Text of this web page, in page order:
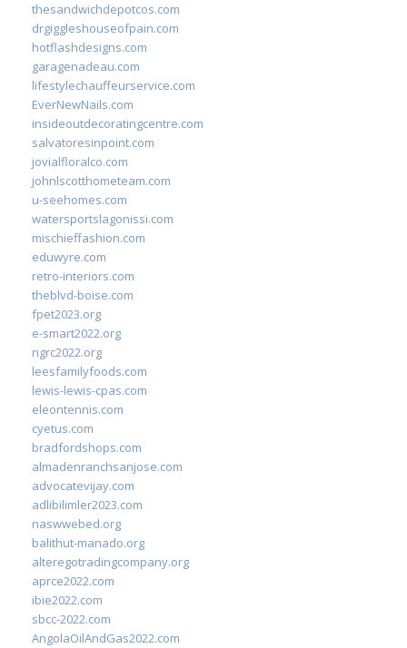
thesandwichdepotcos.com
drgiggleshouseofpain.com
hotflashdesigns.com
garagenadeau.com
lifestylechauffeurservice.com
EverNewNails.com
insideoutdecoratingcentre.com
salvatoresinpoint.com
jovialfloralco.com
johnlscotthometeam.com
u-seehomes.com
watersportslagonissi.com
mischieffashion.com
eduwyre.com
retro-interiors.com
theblvd-boise.com
fpet2023.org
e-smart2022.org
ngrc2022.org
leesfamilyfoods.com
lewis-lewis-cpas.com
eleontennis.com
cyetus.com
bradfordshops.com
almadenranchsanjose.com
advocatevijay.com
adlibilimler2023.com
naswwebed.org
balithut-manado.org
alteregotradingcompany.org
aprce2022.com
ibie2022.com
sbcc-2022.com
AngolaOilAndGas2022.com